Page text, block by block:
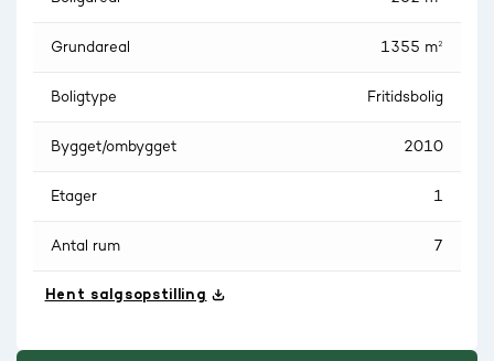
Grundareal 1355 m²
Boligtype Fritidsbolig
Bygget/ombygget 2010
Etager 1
Antal rum 7
Hent salgsopstilling